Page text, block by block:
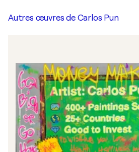
Autres œuvres de Carlos Pun